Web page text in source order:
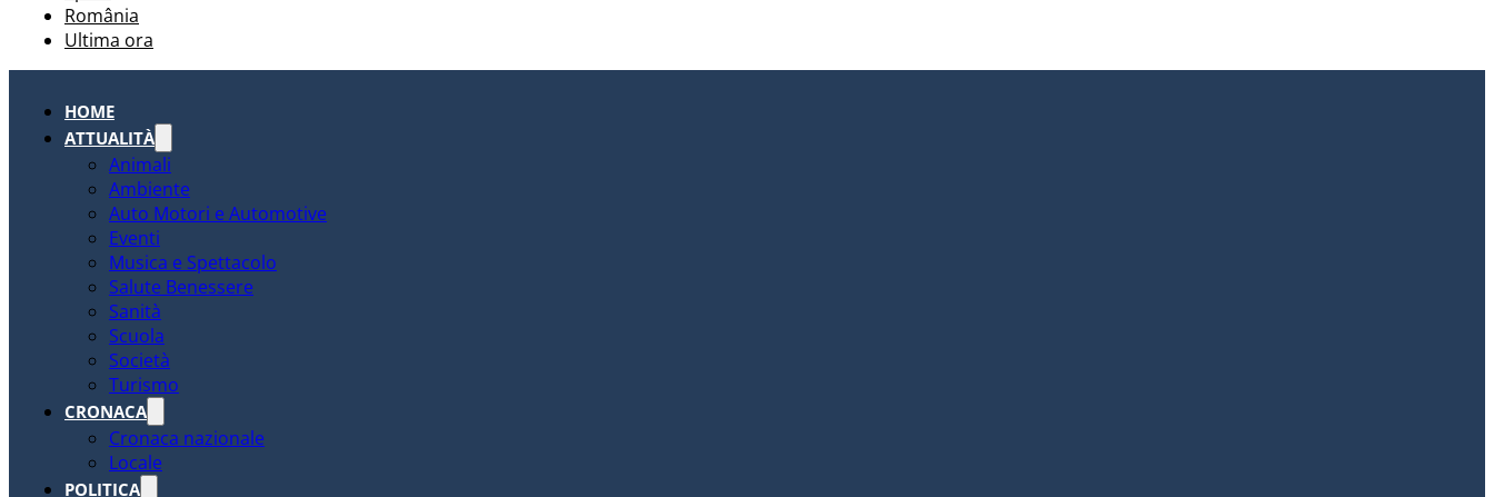
România
Ultima ora
HOME
ATTUALITÀ
Animali
Ambiente
Auto Motori e Automotive
Eventi
Musica e Spettacolo
Salute Benessere
Sanità
Scuola
Società
Turismo
CRONACA
Cronaca nazionale
Locale
POLITICA